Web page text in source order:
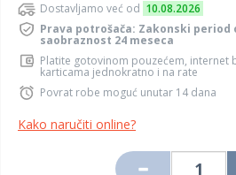
Dostavljamo već od 10.08.2026
Prava potrošača: Zakonski period
saobraznost 24 meseca
Platite gotovinom pouzećem, internet
karticama jednokratno i na rate
Povrat robe moguć unutar 14 dana
Kako naručiti online?